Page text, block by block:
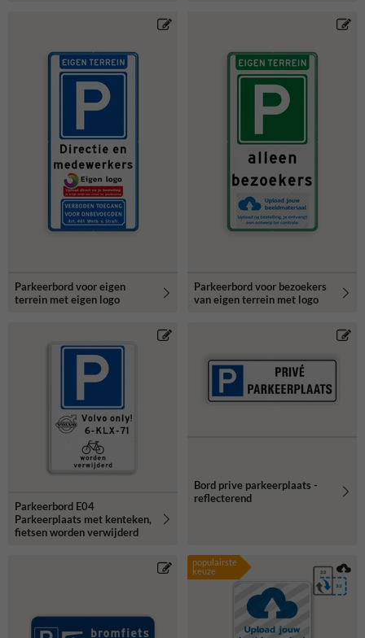
Parkeerbord voor eigen
terrein met eigen logo
Parkeerbord voor bezoekers
van eigen terrein met logo
Parkeerbord E04
Parkeerplaats met kenteken,
fietsen worden verwijderd
Bord prive parkeerplaats -
reflecterend
populairste
keuze